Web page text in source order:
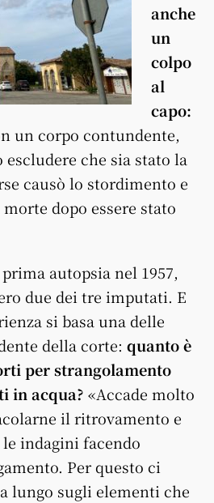
anche
un
colpo
al
capo:
un corpo contundente,
che sia stato la
causò lo stordimento e
dopo essere stato
autopsia nel 1957,
due dei tre imputati. E
si basa una delle
della corte: quanto è
per strangolamento
in acqua? «Accade molto
il ritrovamento e
indagini facendo
Per questo ci
lungo sugli elementi che